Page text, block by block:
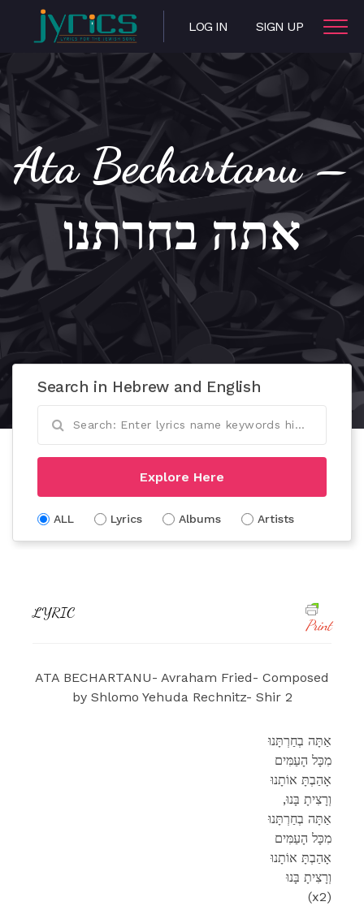
LOG IN SIGN UP
Ata Bechartanu –
אתה בחרתנו
Search in Hebrew and English
Explore Here
ALL Lyrics Albums Artists
LYRIC
Print
ATA BECHARTANU- Avraham Fried- Composed
by Shlomo Yehuda Rechnitz- Shir 2
אַתָּה בְחַרְתָּנוּ
מִכָּל הָעַמִּים
אָהַבְתָּ אוֹתָנוּ
,וְרָצִיתָ בָּנוּ
אַתָּה בְחַרְתָּנוּ
מִכָּל הָעַמִּים
אָהַבְתָּ אוֹתָנוּ
וְרָצִיתָ בָּנוּ
(x2)